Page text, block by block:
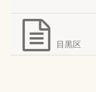
目黒区